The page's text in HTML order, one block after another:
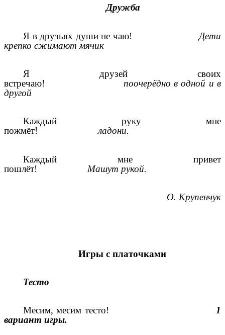
Дружба
Я в друзьях души не чаю! Дети
крепко сжимают мячик
Я друзей своих
встречаю! поочерёдно в одной и в
другой
Каждый руку мне
пожмёт!ладони.
Каждый мне привет
пошлёт! Машут рукой.
О. Крупенчук
Игры с платочками
Тесто
Месим, месим тесто! 1
вариант игры.